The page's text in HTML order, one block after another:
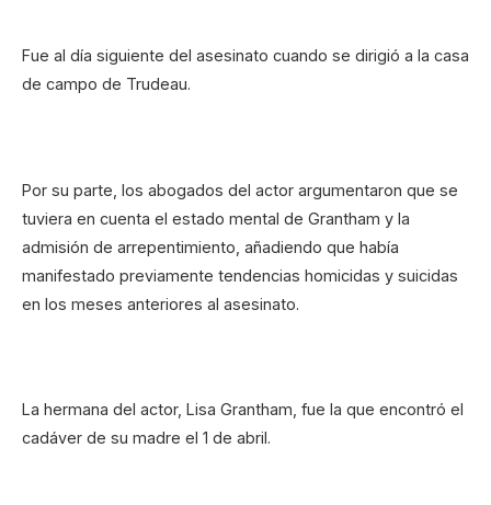
Fue al día siguiente del asesinato cuando se dirigió a la casa
de campo de Trudeau.
Por su parte, los abogados del actor argumentaron que se
tuviera en cuenta el estado mental de Grantham y la
admisión de arrepentimiento, añadiendo que había
manifestado previamente tendencias homicidas y suicidas
en los meses anteriores al asesinato.
La hermana del actor, Lisa Grantham, fue la que encontró el
cadáver de su madre el 1 de abril.